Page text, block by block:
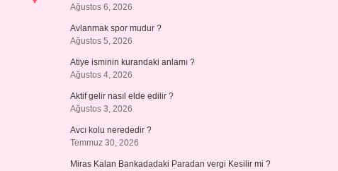
Ağustos 6, 2026
Avlanmak spor mudur ?
Ağustos 5, 2026
Atiye isminin kurandaki anlamı ?
Ağustos 4, 2026
Aktif gelir nasıl elde edilir ?
Ağustos 3, 2026
Avcı kolu nerededir ?
Temmuz 30, 2026
Miras Kalan Bankadadaki Paradan vergi Kesilir mi ?